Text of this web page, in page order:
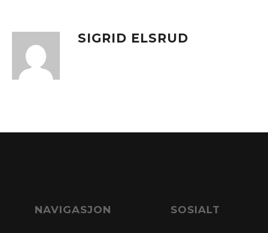
SIGRID ELSRUD
NAVIGASJON SOSIALT